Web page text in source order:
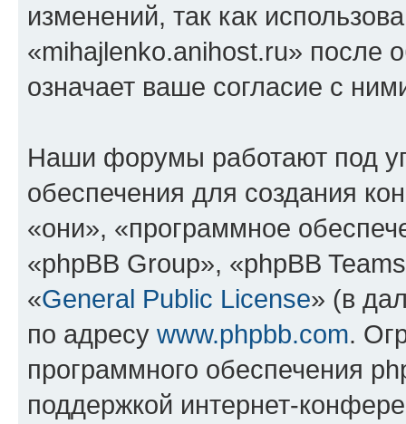
изменений, так как
«mihajlenko.anihost.ru» после
означает ваше согласие с
Наши форумы работают под
обеспечения для создания
«они», «программное
«phpBB Group», «phpBB
«General Public License» (в
по адресу www.phpbb.com.
программного обеспечения
поддержкой интернет-